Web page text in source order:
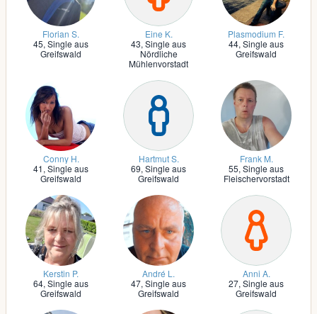
Florian S.
45, Single aus
Greifswald
Eine K.
43, Single aus
Nördliche
Mühlenvorstadt
Plasmodium F.
44, Single aus
Greifswald
Conny H.
41, Single aus
Greifswald
Hartmut S.
69, Single aus
Greifswald
Frank M.
55, Single aus
Fleischervorstadt
Kerstin P.
64, Single aus
Greifswald
André L.
47, Single aus
Greifswald
Anni A.
27, Single aus
Greifswald